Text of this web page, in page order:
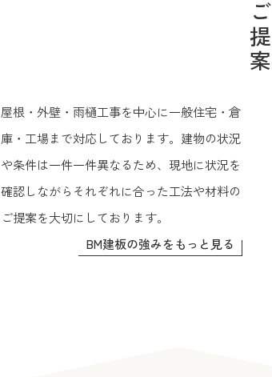
ご提案
屋根・外壁・雨樋工事を中心に一般住宅・倉
庫・工場まで対応しております。建物の状況
や条件は一件一件異なるため、現地に状況を
確認しながらそれぞれに合った工法や材料の
ご提案を大切にしております。
BM建板の強みをもっと見る